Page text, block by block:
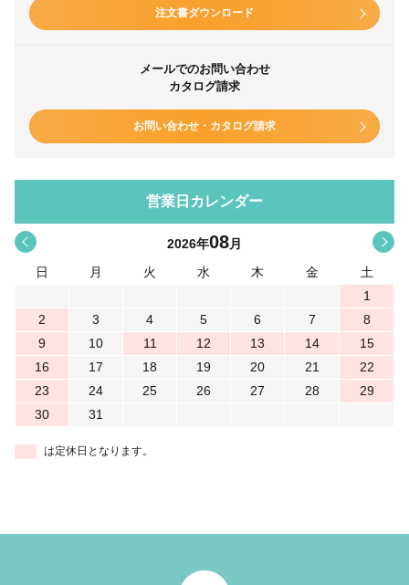
注文書ダウンロード
メールでのお問い合わせ
カタログ請求
お問い合わせ・カタログ請求
営業日カレンダー
< 2026年08月
日
月 火 水 木 金
土
1
2
3 4 5 6 7
8
9
10 11 12 13 14
15
16
17 18 19 20 21
22
23
24 25 26 27 28
29
30
31
は定休日となります。